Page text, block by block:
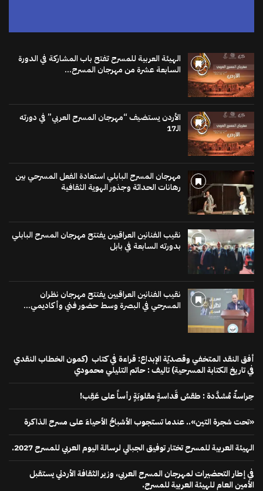
الهيئة العربية للمسرح تفتح باب المشاركة في الدورة
السابعة عشرة من مهرجان المسرح...
الأردن يستضيف “مهرجان المسرح العربي” في دورته
الـ17
مهرجان المسرح البابلي استعادة الفعل المسرحي بين
رهانات الحداثة وجذور الهوية الثقافية
نقيب الفنانين العراقيين يفتتح مهرجان المسرح البابلي
بدورته السابعة في بابل
نقيب الفنانين العراقيين يفتتح مهرجان نظران
المسرحي في البصرة وسط حضور فني وأكاديمي...
أفق النقد المتخفي وقصديّة الإبداع: قراءة في كتاب (كمون الخطاب النقدي
في تاريخ الكتابة المسرحية) تاليف : حاتم التليلي محمودي
حِراسةٌ مُشدَّدة : طقسُ قَداسةٍ مقلوبَةٍ رأساً على عَقِب!
«تحت شجرة التين».. عندما تستجوب الأشباحُ الأحياءَ على مسرح الذاكرة
الهيئة العربية للمسرح تختار توفيق الجبالي لرسالة اليوم العربي للمسرح 2027.
في إطار التحضيرات لمهرجان المسرح العربي، وزير الثقافة الأردني يستقبل
الأمين العام للهيئة العربية للمسرح.